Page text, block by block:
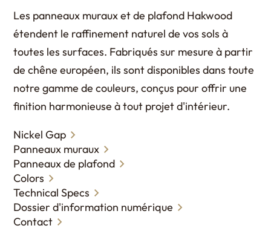
Les panneaux muraux et de plafond Hakwood
étendent le raffinement naturel de vos sols à
toutes les surfaces. Fabriqués sur mesure à partir
de chêne européen, ils sont disponibles dans toute
notre gamme de couleurs, conçus pour offrir une
finition harmonieuse à tout projet d'intérieur.
Nickel Gap
Panneaux muraux
Panneaux de plafond
Colors
Technical Specs
Dossier d'information numérique
Contact